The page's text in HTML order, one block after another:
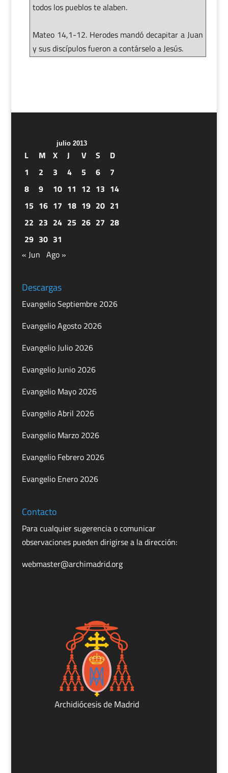
todos los pueblos te alaben.
Mateo 14,1-12. Herodes mandó decapitar a Juan
y sus discípulos fueron a contárselo a Jesús.
julio 2013
L M X J V S
D
1
2 3 4 5 6
7
8
9 10 11 12 13 14
15 16 17 18 19 20 21
22 23 24 25 26 27 28
29 30 31
« Jun Ago »
Descargas
Evangelio Septiembre 2026
Evangelio Agosto 2026
Evangelio Julio 2026
Evangelio Junio 2026
Evangelio Mayo 2026
Evangelio Abril 2026
Evangelio Marzo 2026
Evangelio Febrero 2026
Evangelio Enero 2026
Contacto
Para cualquier sugerencia o comunicar
observaciones pueden dirigirse a la dirección:
webmaster@archimadrid.org